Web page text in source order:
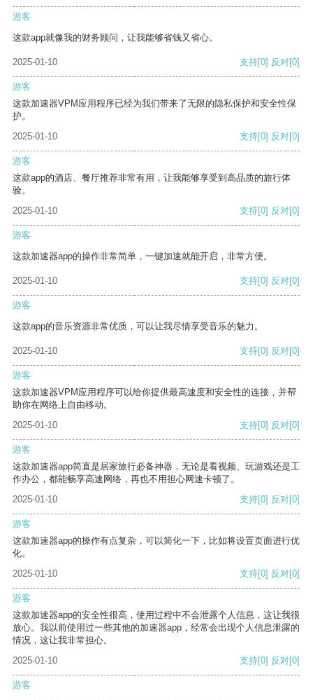
游客
这款app就像我的财务顾问，让我能够省钱又省心。
2025-01-10 支持[0] 反对[0]
游客
这款加速器VPM应用程序已经为我们带来了无限的隐私保护和安全性保
护。
2025-01-10
支持[0] 反对[0]
游客
这款app的酒店、餐厅推荐非常有用，让我能够享受到高品质的旅行体
验。
2025-01-10
支持[0] 反对[0]
游客
这款加速器app的操作非常简单，一键加速就能开启，非常方便。
2025-01-10 支持[0] 反对[0]
游客
这款app的音乐资源非常优质，可以让我尽情享受音乐的魅力。
2025-01-10 支持[0] 反对[0]
游客
这款加速器VPM应用程序可以给你提供最高速度和安全性的连接，并帮
助你在网络上自由移动。
2025-01-10
支持[0] 反对[0]
游客
这款加速器app简直是居家旅行必备神器，无论是看视频、玩游戏还是工
作办公，都能畅享高速网络，再也不用担心网速卡顿了。
2025-01-10
支持[0] 反对[0]
游客
这款加速器app的操作有点复杂，可以简化一下，比如将设置页面进行优
化。
2025-01-10
支持[0] 反对[0]
游客
这款加速器app的安全性很高，使用过程中不会泄露个人信息，这让我很
放心。我以前使用过一些其他的加速器app，经常会出现个人信息泄露的
情况，这让我非常担心。
2025-01-10
支持[0] 反对[0]
游客